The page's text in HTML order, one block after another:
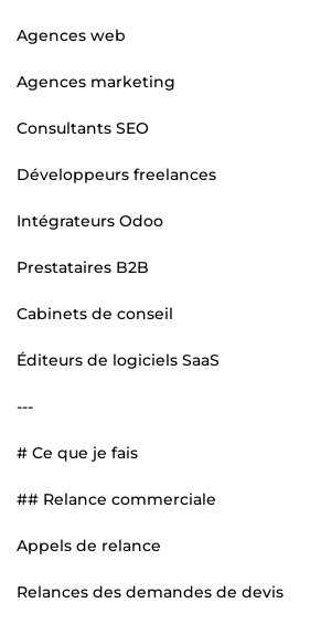
Agences web
Agences marketing
Consultants SEO
Développeurs freelances
Intégrateurs Odoo
Prestataires B2B
Cabinets de conseil
Éditeurs de logiciels SaaS
---
# Ce que je fais
## Relance commerciale
Appels de relance
Relances des demandes de devis